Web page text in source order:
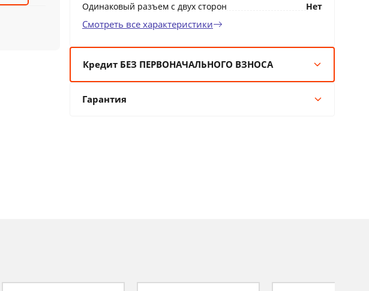
Одинаковый разъем с двух сторон
Нет
Смотреть все характеристики
Кредит БЕЗ ПЕРВОНАЧАЛЬНОГО ВЗНОСА
12 мес:2 BYN/мес
Гарантия